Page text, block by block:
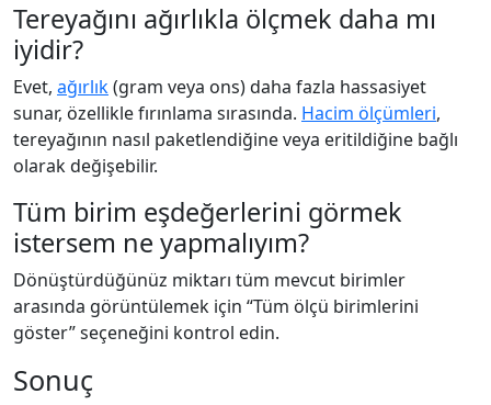
Tereyağını ağırlıkla ölçmek daha mı
iyidir?
Evet, ağırlık(gram veya ons) daha fazla hassasiyet
sunar, özellikle fırınlama sırasında. Hacim ölçümleri,
tereyağının nasıl paketlendiğine veya eritildiğine bağlı
olarak değişebilir.
Tüm birim eşdeğerlerini görmek
istersem ne yapmalıyım?
Dönüştürdüğünüz miktarı tüm mevcut birimler
arasında görüntülemek için “Tüm ölçü birimlerini
göster” seçeneğini kontrol edin.
Sonuç